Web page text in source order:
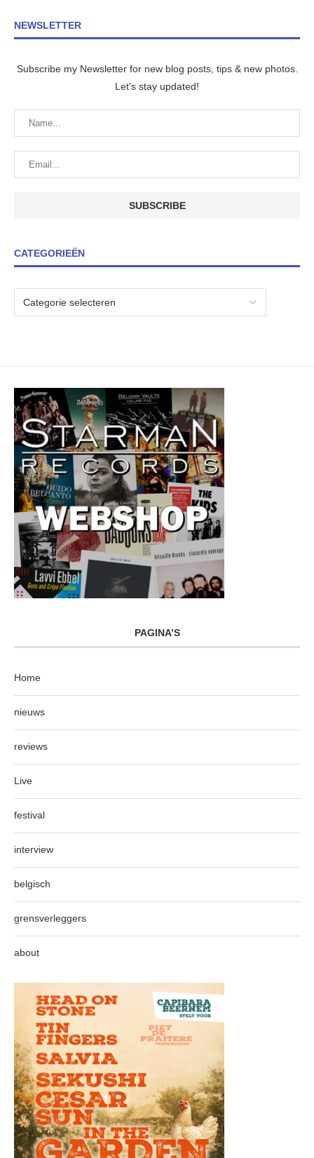
NEWSLETTER
Subscribe my Newsletter for new blog posts, tips & new photos.
Let's stay updated!
CATEGORIEËN
PAGINA’S
Home
nieuws
reviews
Live
festival
interview
belgisch
grensverleggers
about